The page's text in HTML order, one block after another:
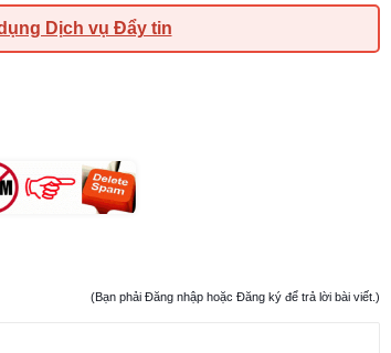
Dịch vụ Đẩy tin
(Bạn phải Đăng nhập hoặc Đăng ký để trả lời bài viết.)